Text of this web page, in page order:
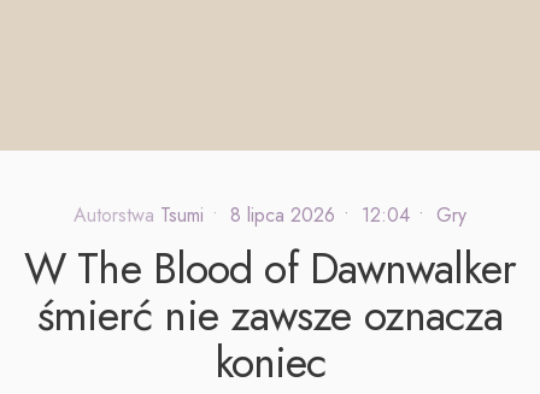
Autorstwa Tsumi • 8 lipca 2026 • 12:04 • Gry
W The Blood of Dawnwalker
śmierć nie zawsze oznacza
koniec